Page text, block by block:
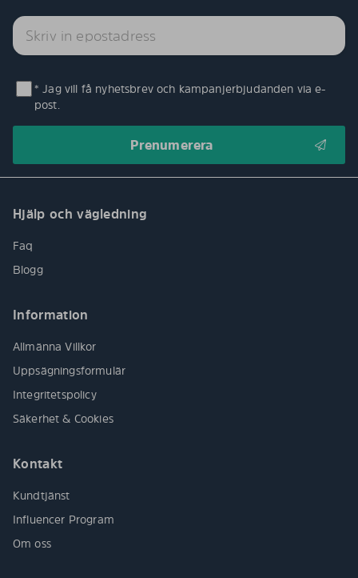
* Jag vill få nyhetsbrev och kampanjerbjudanden via e-
post.
Hjälp och vägledning
Faq
Blogg
Information
Allmänna Villkor
Uppsägningsformulär
Integritetspolicy
Säkerhet & Cookies
Kontakt
Kundtjänst
Influencer Program
Om oss